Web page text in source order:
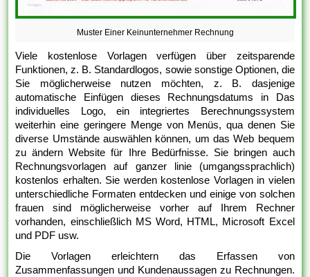
Muster Einer Keinunternehmer Rechnung
Viele kostenlose Vorlagen verfügen über zeitsparende
Funktionen, z. B. Standardlogos, sowie sonstige Optionen, die
Sie möglicherweise nutzen möchten, z. B. dasjenige
automatische Einfügen dieses Rechnungsdatums in Das
individuelles Logo, ein integriertes Berechnungssystem
weiterhin eine geringere Menge von Menüs, qua denen Sie
diverse Umstände auswählen können, um das Web bequem
zu ändern Website für Ihre Bedürfnisse. Sie bringen auch
Rechnungsvorlagen auf ganzer linie (umgangssprachlich)
kostenlos erhalten. Sie werden kostenlose Vorlagen in vielen
unterschiedliche Formaten entdecken und einige von solchen
frauen sind möglicherweise vorher auf Ihrem Rechner
vorhanden, einschließlich MS Word, HTML, Microsoft Excel
und PDF usw.
Die Vorlagen erleichtern das Erfassen von
Zusammenfassungen und Kundenaussagen zu Rechnungen.